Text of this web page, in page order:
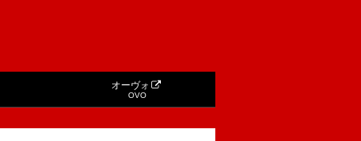
オーヴォ
OVO